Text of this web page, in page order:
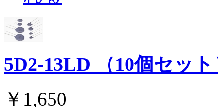
5D2-13LD （10個セッ
￥1,650